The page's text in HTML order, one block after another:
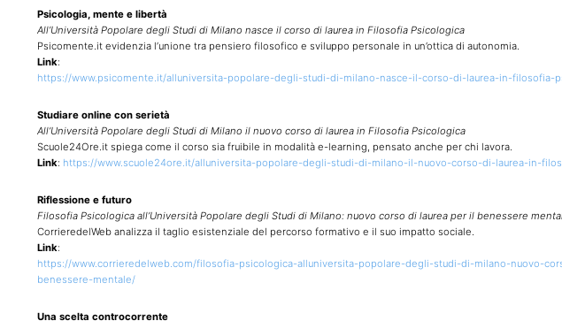
Psicologia, mente e libertà
All’Università Popolare degli Studi di Milano nasce il corso di laurea in Filosofia Psicologica
Psicomente.it evidenzia l’unione tra pensiero filosofico e sviluppo personale in un’ottica di autonomia.
Link:
https://www.psicomente.it/alluniversita-popolare-degli-studi-di-milano-nasce-il-corso-di-laurea-in-filosofia-
Studiare online con serietà
All’Università Popolare degli Studi di Milano il nuovo corso di laurea in Filosofia Psicologica
Scuole24Ore.it spiega come il corso sia fruibile in modalità e-learning, pensato anche per chi lavora.
Link: https://www.scuole24ore.it/alluniversita-popolare-degli-studi-di-milano-il-nuovo-corso-di-laurea-in-
Riflessione e futuro
Filosofia Psicologica all’Università Popolare degli Studi di Milano: nuovo corso di laurea per il benessere
CorrieredelWeb analizza il taglio esistenziale del percorso formativo e il suo impatto sociale.
Link:
https://www.corrieredelweb.com/filosofia-psicologica-alluniversita-popolare-degli-studi-di-milano-nuovo-
benessere-mentale/
Una scelta controcorrente